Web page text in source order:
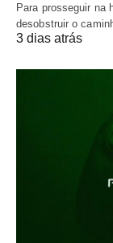
Para prosseguir na
desobstruir o
3 dias atrás